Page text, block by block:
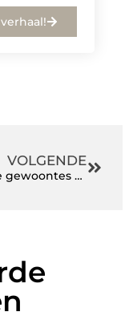
VOLGENDE
Gezonde gewoontes voor een energiek leven